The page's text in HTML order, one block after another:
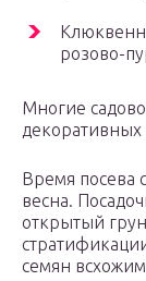
розово-
Многие
декоративных
Время посева
весна.
открытый
семян